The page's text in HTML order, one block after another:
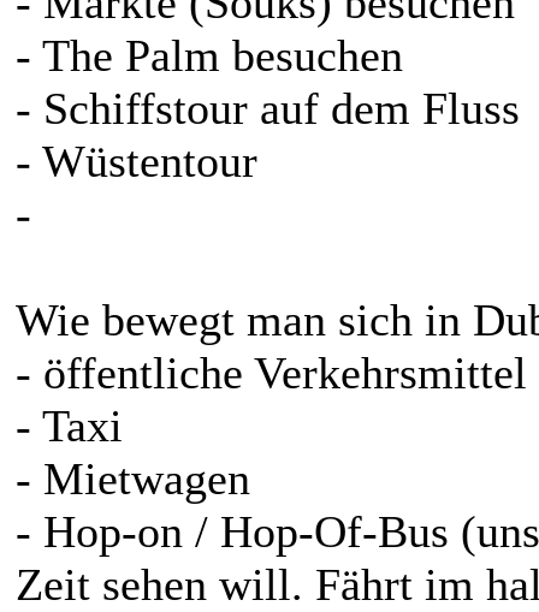
- The Palm besuchen
- Schiffstour auf dem Fluss
- Wüstentour
-
Wie bewegt man sich in
- öffentliche Verkehrsmittel
- Taxi
- Mietwagen
- Hop-on / Hop-Of-Bus
Zeit sehen will. Fährt im